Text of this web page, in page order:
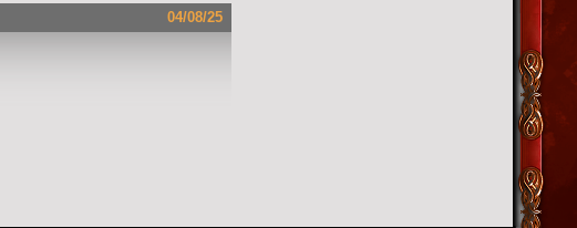
04/08/25